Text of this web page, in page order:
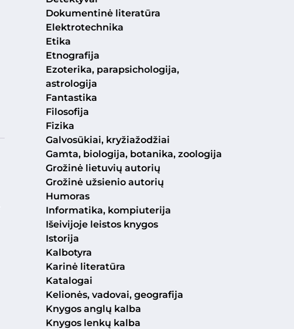
Dokumentinė literatūra
Elektrotechnika
Etika
Etnografija
Ezoterika, parapsichologija,
astrologija
Fantastika
Filosofija
Fizika
Galvosūkiai, kryžiažodžiai
Gamta, biologija, botanika, zoologija
Grožinė lietuvių autorių
Grožinė užsienio autorių
Humoras
Informatika, kompiuterija
Išeivijoje leistos knygos
Istorija
Kalbotyra
Karinė literatūra
Katalogai
Kelionės, vadovai, geografija
Knygos anglų kalba
Knygos lenkų kalba